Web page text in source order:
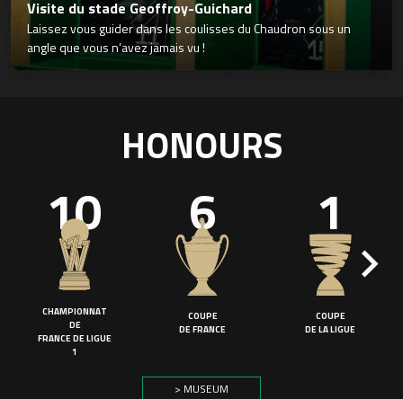
Visite du stade Geoffroy-Guichard
Laissez vous guider dans les coulisses du Chaudron sous un
angle que vous n’avez jamais vu !
HONOURS
10
CHAMPIONNAT
DE
FRANCE DE LIGUE
1
6
COUPE
DE FRANCE
1
COUPE
DE LA LIGUE
> MUSEUM